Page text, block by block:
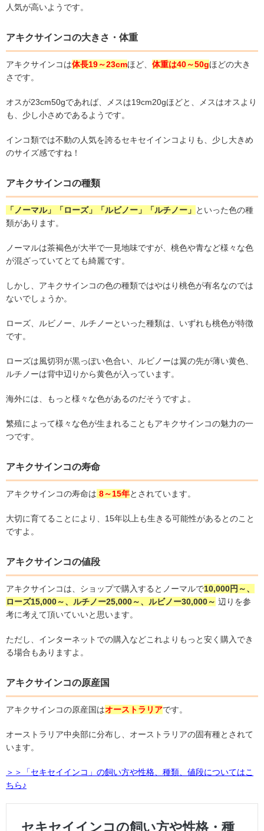
人気が高いようです。
アキクサインコの大きさ・体重
アキクサインコは体長19～23cmほど、 体重は40～50gほどの大き
さです。
オスが23cm50gであれば、メスは19cm20gほどと、メスはオスより
も、少し小さめであるようです。
インコ類では不動の人気を誇るセキセイインコよりも、少し大きめ
のサイズ感ですね！
アキクサインコの種類
「ノーマル」「ローズ」「ルビノー」「ルチノー」 といった色の種
類があります。
ノーマルは茶褐色が大半で一見地味ですが、桃色や青など様々な色
が混ざっていてとても綺麗です。
しかし、アキクサインコの色の種類ではやはり桃色が有名なのでは
ないでしょうか。
ローズ、ルビノー、ルチノーといった種類は、いずれも桃色が特徴
です。
ローズは風切羽が黒っぽい色合い、ルビノーは翼の先が薄い黄色、
ルチノーは背中辺りから黄色が入っています。
海外には、もっと様々な色があるのだそうですよ。
繁殖によって様々な色が生まれることもアキクサインコの魅力の一
つです。
アキクサインコの寿命
アキクサインコの寿命は 8～15年とされています。
大切に育てることにより、 15年以上も生きる可能性があるとのこと
ですよ。
アキクサインコの値段
アキクサインコは、ショップで購入するとノーマルで10,000円～、
ローズ15,000～、ルチノー25,000～、ルビノー30,000～ 辺りを参
考に考えて頂いていいと思います。
ただし、インターネットでの購入などこれよりもっと安く購入でき
る場合もありますよ。
アキクサインコの原産国
アキクサインコの原産国はオーストラリアです。
オーストラリア中央部に分布し、オーストラリアの固有種とされて
います。
＞＞「セキセイインコ」の飼い方や性格、種類、値段についてはこ
ちら♪